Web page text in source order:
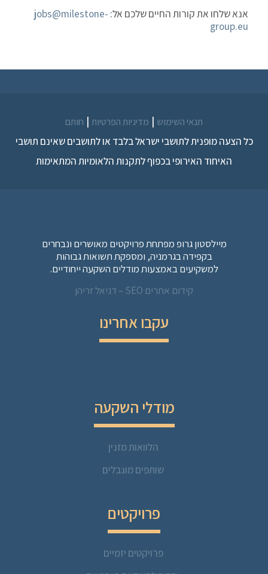
אנא שלחו את קורות החיים שלכם אל: jobs@milestone-
group.eu
תנאי השימוש | מדיניות הפרטיות | חותם
כל הצעה מופנית לתושבי ישראל בלבד או לתושבים שאינם תושבי
האיחוד האירופי בכפוף לתקנות הלאומיות המתאימות
מיילסטון גרופ מפתחת פרויקטים מאושרים ונבחרים
בקפידה בגרמניה, ומספקת תשואות גבוהות
למשקיעים באמצעות מודלים השקעה ייחודיים.
קידום אתרים SEO – דניאל זריהן
עקבו אחרינו
מודלי השקעה
הלוואות מזנין
שותפים מוגבלים
פרויקטים
פרויקטים יזמיים